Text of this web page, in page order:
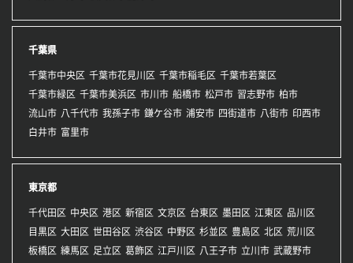
千葉県
千葉市中央区 千葉市花見川区 千葉市稲毛区 千葉市若葉区
千葉市緑区 千葉市美浜区 市川市 船橋市 松戸市 習志野市 柏市
流山市 八千代市 我孫子市 鎌ケ谷市 浦安市 四街道市 八街市 印西市
白井市 富里市
東京都
千代田区 中央区 港区 新宿区 文京区 台東区 墨田区 江東区 品川区
目黒区 大田区 世田谷区 渋谷区 中野区 杉並区 豊島区 北区 荒川区
板橋区 練馬区 足立区 葛飾区 江戸川区 八王子市 立川市 武蔵野市